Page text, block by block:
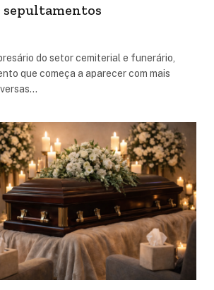
sepultamentos
do setor cemiterial e funerário,
que começa a aparecer com mais